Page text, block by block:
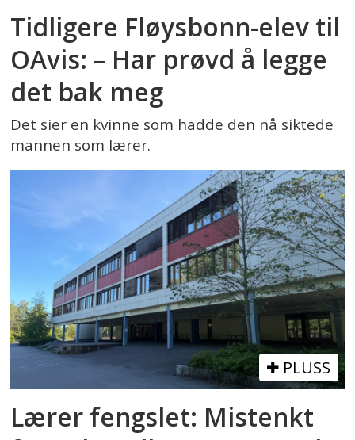
Tidligere Fløysbonn-elev til
OAvis: – Har prøvd å legge
det bak meg
Det sier en kvinne som hadde den nå siktede
mannen som lærer.
PLUSS
Lærer fengslet: Mistenkt